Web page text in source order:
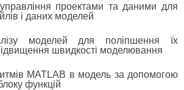
управління проектами та даними для
і даних моделей
моделей для поліпшення їх
швидкості моделювання
MATLAB в модель за допомогою
функцій